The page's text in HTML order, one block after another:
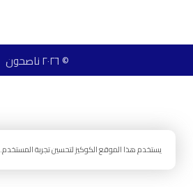
© ٢٠٢٦ ناصحون
يستخدم هذا الموقع الكوكيز لتحسين تجربة المستخدم.